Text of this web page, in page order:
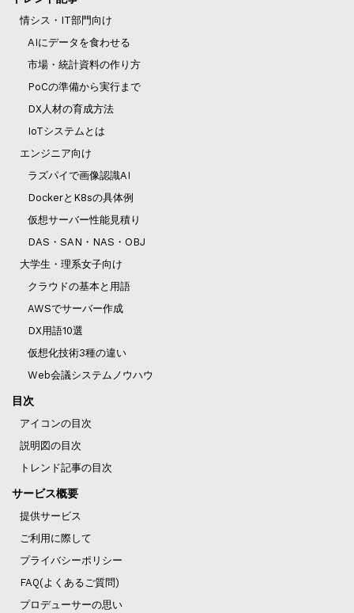
情シス・IT部門向け
AIにデータを食わせる
市場・統計資料の作り方
PoCの準備から実行まで
DX人材の育成方法
IoTシステムとは
エンジニア向け
ラズパイで画像認識AI
DockerとK8sの具体例
仮想サーバー性能見積り
DAS・SAN・NAS・OBJ
大学生・理系女子向け
クラウドの基本と用語
AWSでサーバー作成
DX用語10選
仮想化技術3種の違い
Web会議システムノウハウ
目次
アイコンの目次
説明図の目次
トレンド記事の目次
サービス概要
提供サービス
ご利用に際して
プライバシーポリシー
FAQ(よくあるご質問)
プロデューサーの思い